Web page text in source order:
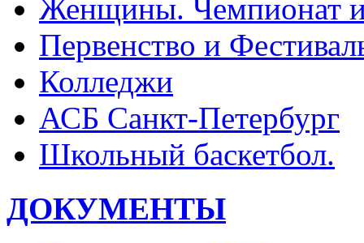
Женщины. Чемпионат и
Первенство и
Колледжи
АСБ Санкт-Петербург
Школьный баскетбол.
ДОКУМЕНТЫ